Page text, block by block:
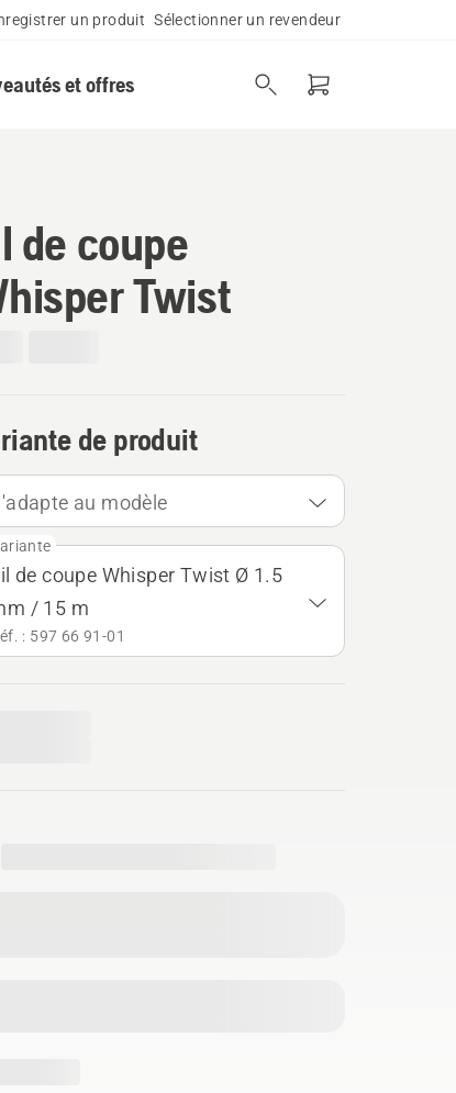
un produit Sélectionner un revendeur
et offres
de coupe
Twist
de produit
au modèle
de coupe Whisper Twist Ø 1.5
/ 15 m
: 597 66 91‑01